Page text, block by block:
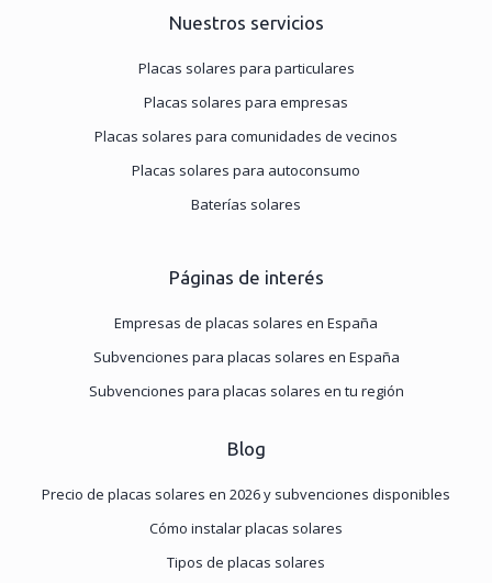
Nuestros servicios
Placas solares para particulares
Placas solares para empresas
Placas solares para comunidades de vecinos
Placas solares para autoconsumo
Baterías solares
Páginas de interés
Empresas de placas solares en España
Subvenciones para placas solares en España
Subvenciones para placas solares en tu región
Blog
Precio de placas solares en 2026 y subvenciones disponibles
Cómo instalar placas solares
Tipos de placas solares